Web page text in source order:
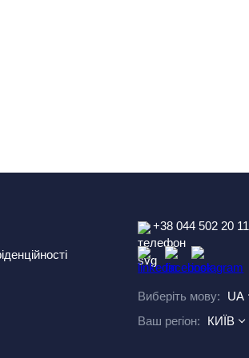
+38 044 502 20 11
Виберіть мову:
UA
Ваш регіон:
КИЇВ